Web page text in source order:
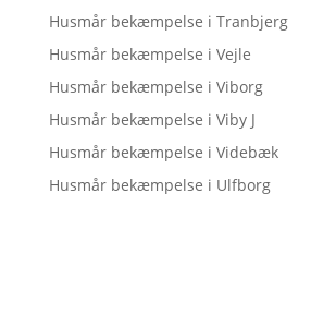
Husmår bekæmpelse i Tranbjerg
Husmår bekæmpelse i Vejle
Husmår bekæmpelse i Viborg
Husmår bekæmpelse i Viby J
Husmår bekæmpelse i Videbæk
Husmår bekæmpelse i Ulfborg